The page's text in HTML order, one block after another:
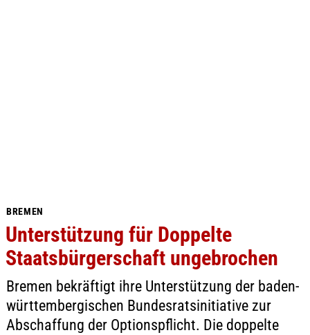
BREMEN
Unterstützung für Doppelte
Staatsbürgerschaft ungebrochen
Bremen bekräftigt ihre Unterstützung der baden-
württembergischen Bundesratsinitiative zur
Abschaffung der Optionspflicht. Die doppelte